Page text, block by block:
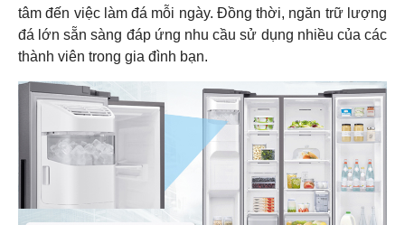
tâm đến việc làm đá mỗi ngày. Đồng thời, ngăn trữ lượng
đá lớn sẵn sàng đáp ứng nhu cầu sử dụng nhiều của các
thành viên trong gia đình bạn.